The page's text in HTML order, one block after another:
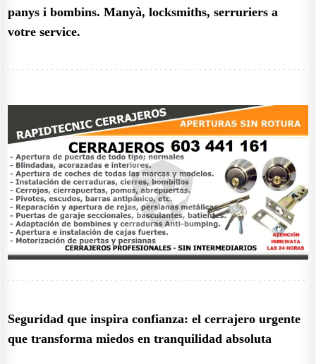
panys i bombins. Manyà, locksmiths, serruriers a
votre service.
Seguridad que inspira confianza: el cerrajero urgente
que transforma miedos en tranquilidad absoluta